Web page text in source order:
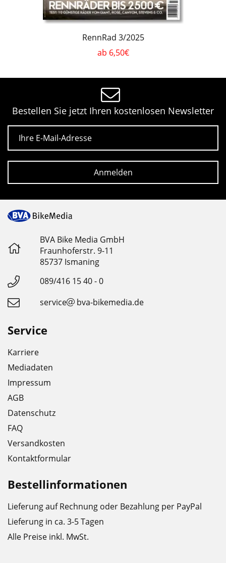
RennRad 3/2025
ab 6,50€
Bestellen Sie jetzt Ihren kostenlosen Newsletter
E-Mail
Anmelden
BVA Bike Media GmbH
Fraunhoferstr. 9-11
85737 Ismaning
089/416 15 40 - 0
service
bva-bikemedia.de
Service
Karriere
Mediadaten
Impressum
AGB
Datenschutz
FAQ
Versandkosten
Kontaktformular
Bestellinformationen
Lieferung auf Rechnung oder Bezahlung per PayPal
Lieferung in ca. 3-5 Tagen
Alle Preise inkl. MwSt.